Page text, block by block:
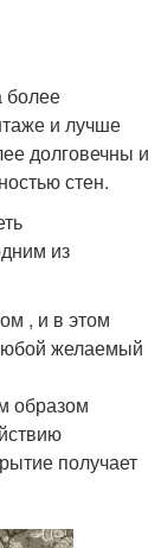
более
и лучше
долговечны и
стен.
из
, и в этом
желаемый
образом
получает